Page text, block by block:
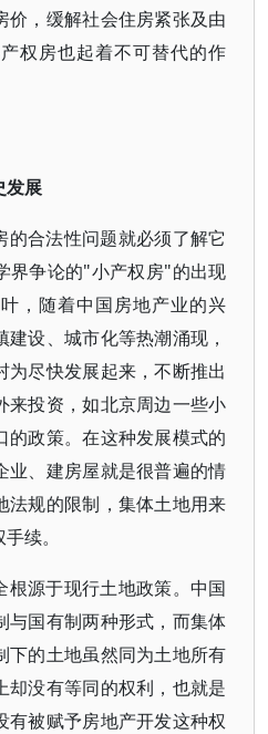
价，缓解社会住房紧张及由
权房也起着不可替代的作
发展
的合法性问题就必须了解它
界争论的"小产权房"的出现
，随着中国房地产业的兴
设、城市化等热潮涌现，
为尽快发展起来，不断推出
来投资，如北京周边一些小
的政策。在这种发展模式的
业、建房屋就是很普遍的情
法规的限制，集体土地用来
续。
根源于现行土地政策。中国
与国有制两种形式，而集体
下的土地虽然同为土地所有
却没有等同的权利，也就是
有被赋予房地产开发这种权